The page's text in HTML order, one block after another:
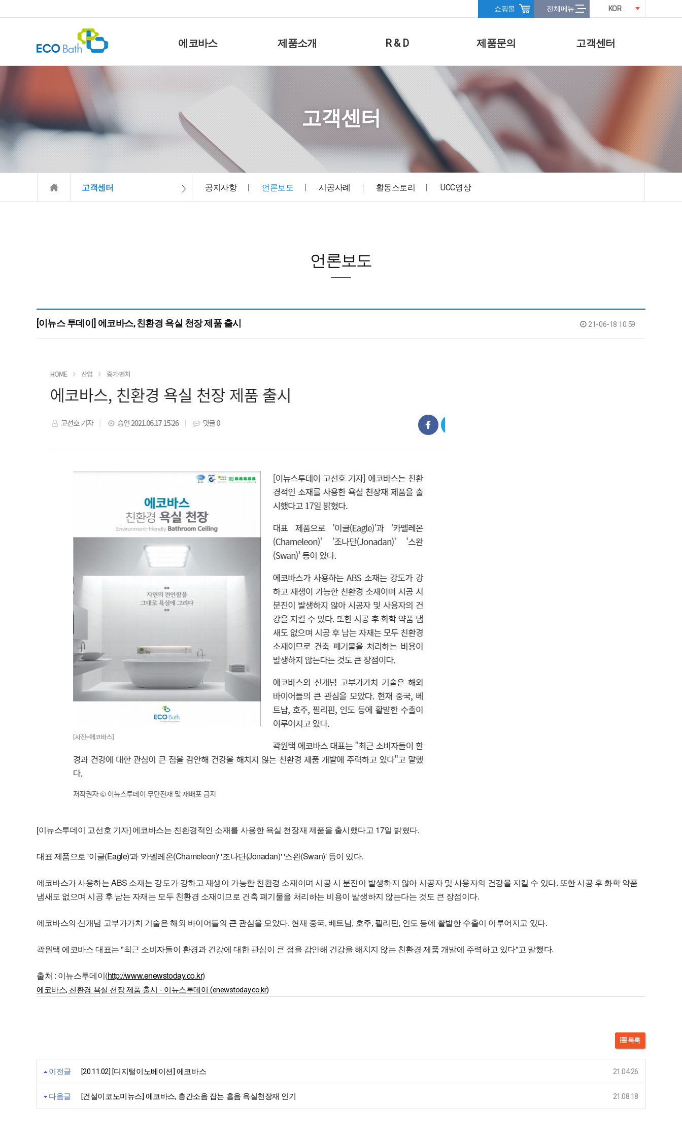
쇼핑몰 전체메뉴 KOR
에코바스 제품소개 R & D 제품문의 고객센터
고객센터
고객센터 공지사항 언론보도 시공사례 활동스토리 UCC영상
언론보도
[이뉴스 투데이] 에코바스, 친환경 욕실 천장 제품 출시 21-06-18 10:59
[이뉴스투데이 고선호 기자] 에코바스는 친환경적인 소재를 사용한 욕실 천장재 제품을 출시했다고 17일 밝혔다.
대표 제품으로 '이글(Eagle)'과 '카멜레온(Chameleon)' '조나단(Jonadan)' '스완(Swan)' 등이 있다.
에코바스가 사용하는 ABS 소재는 강도가 강하고 재생이 가능한 친환경 소재이며 시공 시 분진이 발생하지 않아 시공자 및 사용자의 건강을 지킬 수 있다. 또한 시공 후 화학 약품
냄새도 없으며 시공 후 남는 자재는 모두 친환경 소재이므로 건축 폐기물을 처리하는 비용이 발생하지 않는다는 것도 큰 장점이다.
에코바스의 신개념 고부가가치 기술은 해외 바이어들의 큰 관심을 모았다. 현재 중국, 베트남, 호주, 필리핀, 인도 등에 활발한 수출이 이루어지고 있다.
곽원택 에코바스 대표는 "최근 소비자들이 환경과 건강에 대한 관심이 큰 점을 감안해 건강을 해치지 않는 친환경 제품 개발에 주력하고 있다"고 말했다.
출처 : 이뉴스투데이(http://www.enewstoday.co.kr)
에코바스, 친환경 욕실 천장 제품 출시 - 이뉴스투데이 (enewstoday.co.kr)
목록
이전글 [20.11.02] [디지털이노베이션] 에코바스 21.04.26
다음글 [건설이코노미뉴스] 에코바스, 층간소음 잡는 흡음 욕실천장재 인기 21.08.18